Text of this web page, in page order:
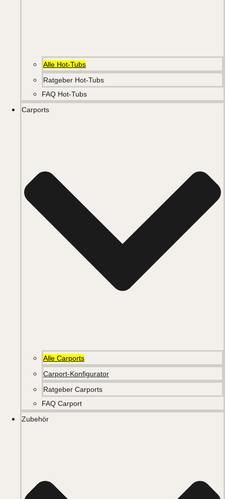
Alle Hot-Tubs
Ratgeber Hot-Tubs
FAQ Hot-Tubs
Carports
Alle Carports
Carport-Konfigurator
Ratgeber Carports
FAQ Carport
Zubehör